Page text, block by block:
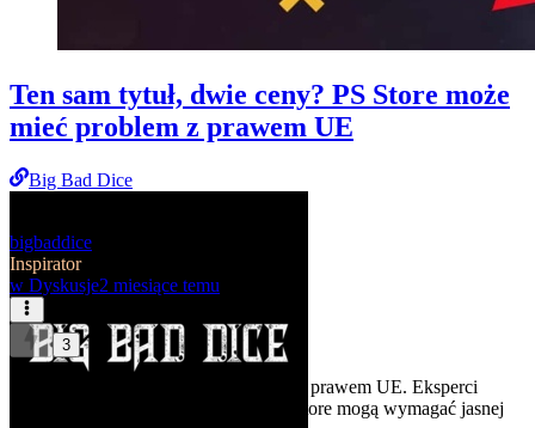
Ten sam tytuł, dwie ceny? PS Store może
mieć problem z prawem UE
Big Bad Dice
bigbaddice
Inspirator
w Dyskusje2 miesiące temu
3
PlayStation Store może mieć problem z prawem UE. Eksperci
wskazują, że dynamiczne ceny w PS Store mogą wymagać jasnej